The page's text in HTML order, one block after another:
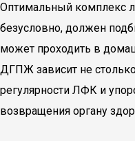
Оптимальный комплекс
безусловно, должен
может проходить в
ДГПЖ зависит не
регулярности ЛФК и
возвращения органу